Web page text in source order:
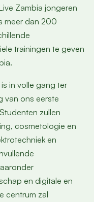
Zambia jongeren
meer dan 200
trainingen te geven
in volle gang ter
van ons eerste
zullen
cosmetologie en
en
en digitale en
centrum zal